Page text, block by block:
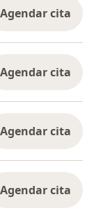
Agendar cita
Agendar cita
Agendar cita
Agendar cita